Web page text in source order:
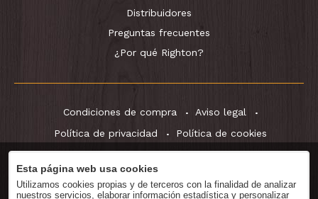
Distribuidores
Preguntas frecuentes
¿Por qué Righton?
Condiciones de compra
Aviso legal
Política de privacidad
Política de cookies
DescargarCatálogo
Esta página web usa cookies
Utilizamos cookies propias y de terceros con la finalidad de analizar
nuestros servicios, elaborar información estadística y personalizar